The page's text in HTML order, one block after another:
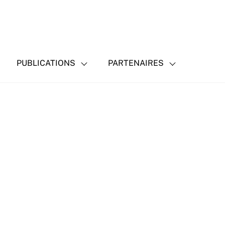
PUBLICATIONS PARTENAIRES